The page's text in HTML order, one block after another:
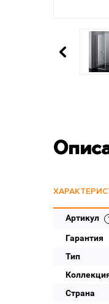
Артикул
Гарантия
Тип
Страна